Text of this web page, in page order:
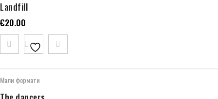
Landfill
€20.00
Мали формати